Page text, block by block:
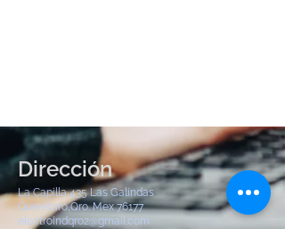
Dirección
La Capilla 435 Las Galindas
Querétaro,Qro. Mex 76177
electroindqro2@gmail.com